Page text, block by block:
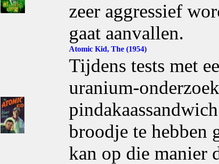
zeer aggressief
gaat aanvallen.
Atomic Kid, The (1954)
Tijdens tests met
uranium-
broodje te hebben
kan op die manier